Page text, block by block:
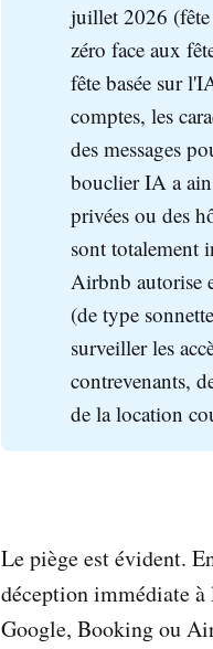
juillet 2026 (fête
zéro face aux
fête basée sur
comptes, les
des messages
bouclier IA a
privées ou des
sont totalement
Airbnb autorise
(de type
surveiller les
contrevenants,
de la location
Le piège est évident.
déception immédiate
Google, Booking ou